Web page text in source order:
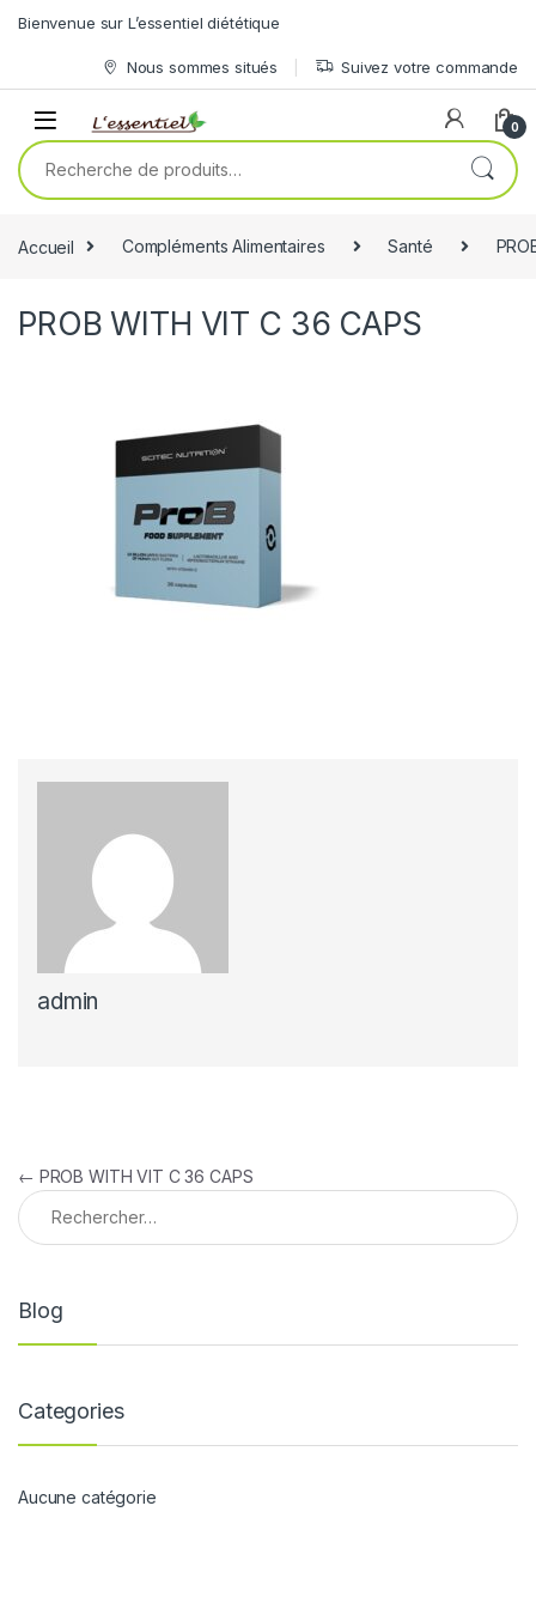
Skip to navigation
Bienvenue sur L’essentiel diététique
Nous sommes situés Suivez votre commande
0
Recherche pour :
Accueil Compléments Alimentaires Santé
PROB WITH VIT C 36 CAPS
admin
Navigation de l’article
← PROB WITH VIT C 36 CAPS
Rechercher :
Blog
Categories
Aucune catégorie